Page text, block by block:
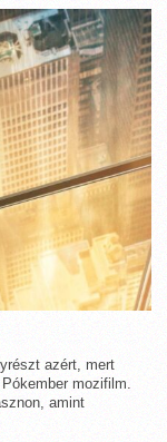
azért, mert
mozifilm.
amint